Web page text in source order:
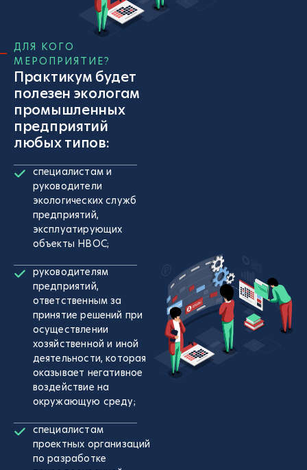
ДЛЯ КОГО
МЕРОПРИЯТИЕ?
Практикум будет
полезен экологам
промышленных
предприятий
любых типов:
специалистам и
руководители
экологических служб
предприятий,
эксплуатирующих
объекты НВОС;
руководителям
предприятий,
ответственным за
принятие решений при
осуществлении
хозяйственной и иной
деятельности, которая
оказывает негативное
воздействие на
окружающую среду;
специалистам
проектных организаций
по разработке